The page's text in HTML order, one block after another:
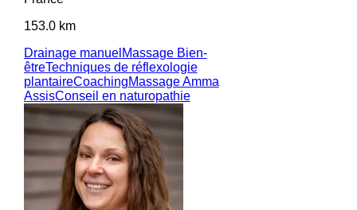
153.0 km
Drainage manuel Massage Bien-
êtreTechniques de réflexologie
plantaireCoachingMassage Amma
AssisConseil en naturopathie